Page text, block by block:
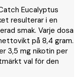
Eucalyptus
resulterar i en
smak. Varje dosa
på 8,4 gram.
3,5 mg nikotin per
val för den